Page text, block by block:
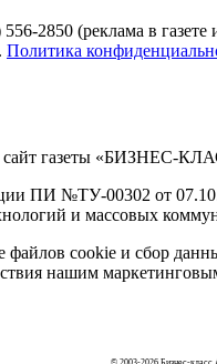
2850 (реклама в газете
Политика
газеты «БИЗНЕС-
ПИ №ТУ-00302 от
и массовых
cookie и сбор
нашим